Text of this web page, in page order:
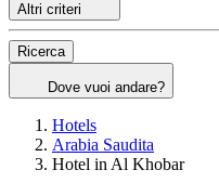
Altri criteri
Ricerca
Dove vuoi andare?
Hotels
Arabia Saudita
Hotel in Al Khobar